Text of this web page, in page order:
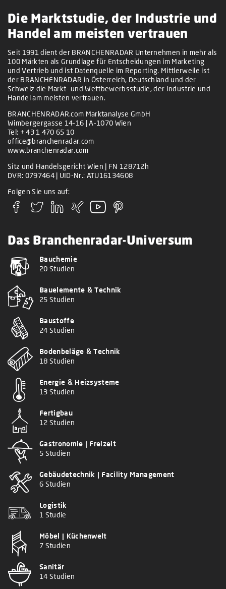
Die Marktstudie, der Industrie und
Handel am meisten vertrauen
Seit 1991 dient der BRANCHENRADAR Unternehmen in mehr als
100 Märkten als Grundlage für Entscheidungen im Marketing
und Vertrieb und ist Datenquelle im Reporting. Mittlerweile ist
der BRANCHENRADAR in Österreich, Deutschland und der
Schweiz die Markt- und Wettbewerbsstudie, der Industrie und
Handel am meisten vertrauen.
BRANCHENRADAR.com Marktanalyse GmbH
Wimbergergasse 14-16 | A-1070 Wien
Tel: + 43 1 470 65 10
office@branchenradar.com
www.branchenradar.com
Sitz und Handelsgericht Wien | FN 128712h
DVR: 0797464 | UID-Nr.: ATU16134608
Folgen Sie uns auf:
Das Branchenradar-Universum
Bauchemie
20 Studien
Bauelemente & Technik
25 Studien
Baustoffe
24 Studien
Bodenbeläge & Technik
18 Studien
Energie & Heizsysteme
13 Studien
Fertigbau
12 Studien
Gastronomie | Freizeit
5 Studien
Gebäudetechnik | Facility Management
6 Studien
Logistik
1 Studie
Möbel | Küchenwelt
7 Studien
Sanitär
14 Studien